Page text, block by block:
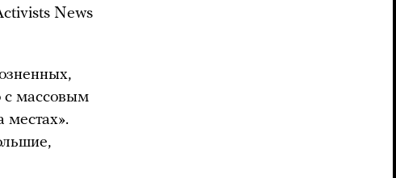
News
с массовым
местах».